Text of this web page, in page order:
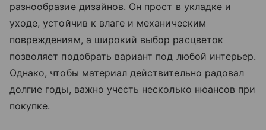
разнообразие дизайнов. Он прост в укладке и
уходе, устойчив к влаге и механическим
повреждениям, а широкий выбор расцветок
позволяет подобрать вариант под любой интерьер.
Однако, чтобы материал действительно радовал
долгие годы, важно учесть несколько нюансов при
покупке.